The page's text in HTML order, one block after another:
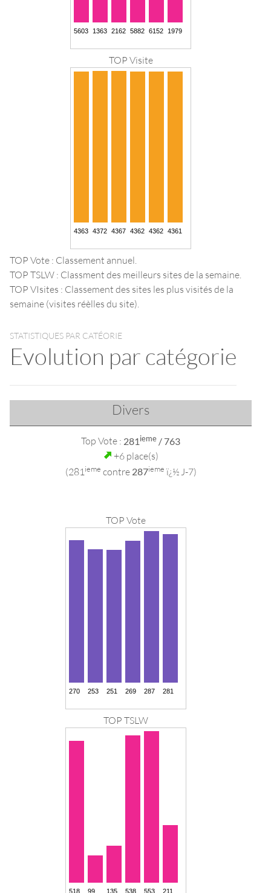
TOP Visite
TOP Vote : Classement annuel.
TOP TSLW : Classment des meilleurs sites de la semaine.
TOP VIsites : Classement des sites les plus visités de la
semaine (visites réèlles du site).
STATISTIQUES PAR CATÉORIE
Evolution par catégorie
Divers
Top Vote : 281ieme / 763
+6 place(s)
(281 ieme contre 287ieme ï¿½ J-7)
TOP Vote
TOP TSLW